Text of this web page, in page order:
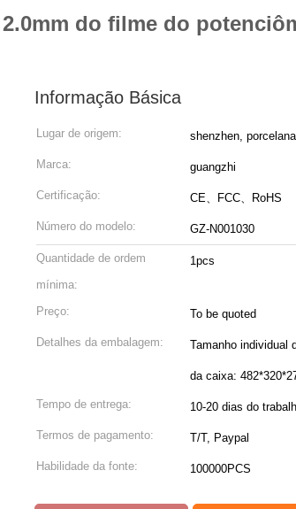
do filme do
Informação Básica
Lugar de origem: shenzhen, porcelana
Marca: guangzhi
Certificação: CE、FCC、RoHS
Número do modelo: GZ-N001030
Quantidade de ordem
mínima:
1pcs
Preço: To be quoted
Detalhes da embalagem: Tamanho individual
da caixa:
Tempo de entrega: 10-20 dias do
Termos de pagamento: T/T, Paypal
Habilidade da fonte: 100000PCS